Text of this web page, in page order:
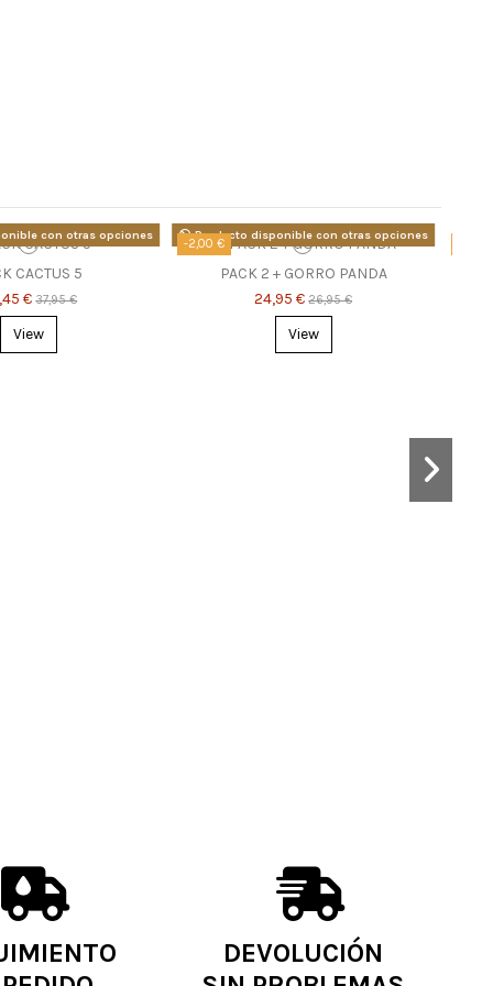
con otras opciones
CACTUS 5
€37,95 €
View
-2,00 €
Producto disponible con otras opciones
PACK 2 + GORRO PANDA
24,95 €26,95 €
View
DEVOLUCIÓN